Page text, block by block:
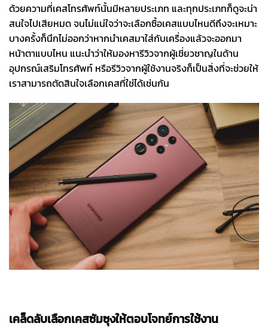
ด้วยความที่เคสโทรศัพท์นั้นมีหลายประเภท และทุกประเภทก็ดูจะน่า
สนใจไปเสียหมด จนไม่แน่ใจว่าจะเลือกซื้อเคสแบบไหนดีถึงจะเหมาะ
บางครั้งก็นึกไม่ออกว่าหากนำเคสมาใส่กับเครื่องแล้วจะออกมา
หน้าตาแบบไหน แนะนำว่าให้มองหารีวิวจากผู้เชี่ยวชาญในด้าน
อุปกรณ์เสริมโทรศัพท์ หรือรีวิวจากผู้ใช้งานจริงก็เป็นสิ่งที่จะช่วยให้
เราสามารถตัดสินใจเลือกเคสที่ใช่ได้เช่นกัน
เคล็ดลับเลือกเคสซัมซุงให้ตอบโจทย์การใช้งาน